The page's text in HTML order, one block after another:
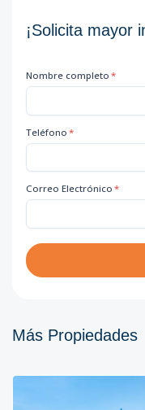
¡Solicita mayor
Nombre completo *
Teléfono *
Correo Electrónico *
Más Propiedades